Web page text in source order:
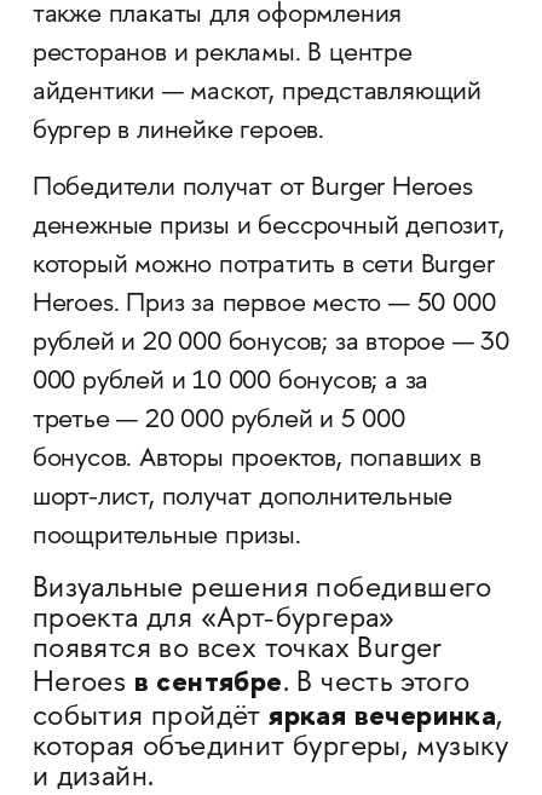
также плакаты для оформления
ресторанов и рекламы. В центре
айдентики — маскот, представляющий
бургер в линейке героев.
Победители получат от Burger Heroes
денежные призы и бессрочный депозит,
который можно потратить в сети Burger
Heroes. Приз за первое место — 50 000
рублей и 20 000 бонусов; за второе — 30
000 рублей и 10 000 бонусов; а за
третье — 20 000 рублей и 5 000
бонусов. Авторы проектов, попавших в
шорт-лист, получат дополнительные
поощрительные призы.
Визуальные решения победившего
проекта для «Арт-бургера»
появятся во всех точках Burger
Heroes в сентябре. В честь этого
события пройдётяркая вечеринка,
которая объединит бургеры, музыку
и дизайн.